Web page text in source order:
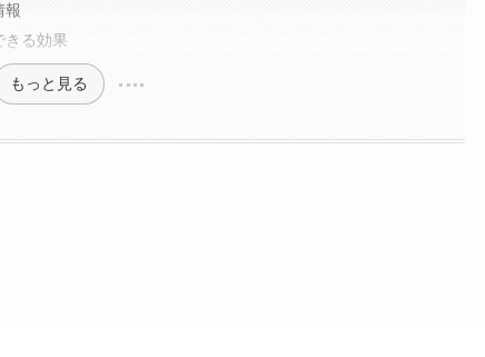
報
きる効果
もっと見る